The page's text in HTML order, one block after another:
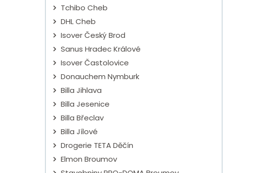
Tchibo Cheb
DHL Cheb
Isover Český Brod
Sanus Hradec Králové
Isover Častolovice
Donauchem Nymburk
Billa Jihlava
Billa Jesenice
Billa Břeclav
Billa Jílové
Drogerie TETA Děčín
Elmon Broumov